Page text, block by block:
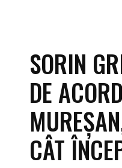
SORIN
DE
CÂT